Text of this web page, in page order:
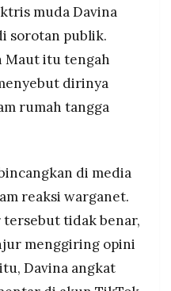
menilai isu
jalur hukum.
sikap tenang dan
yang beredar kerap
muda Davina
sorotan publik.
Maut itu tengah
dirinya
rumah tangga
di media
reaksi warganet.
tersebut tidak benar,
menggiring opini
Davina angkat